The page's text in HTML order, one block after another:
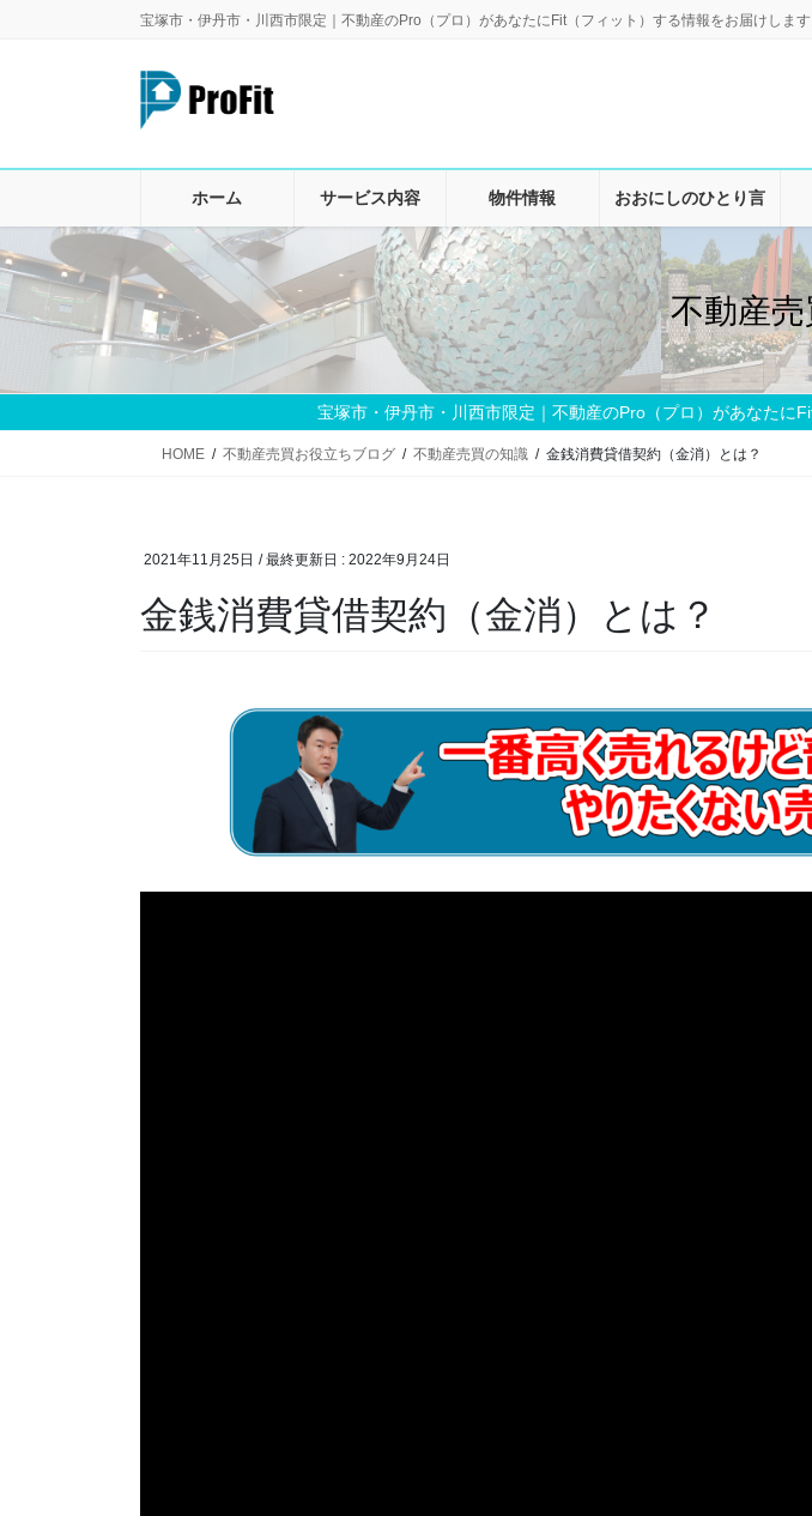
動
宝塚市・伊丹市・川西市限定｜不動産のPro（プロ）があなたにFit（フィット）する情報をお届けします
ホーム サービス内容 物件情報 おおにしのひとり言
不動産
宝塚市・伊丹市・川西市限定｜不動産のPro（プロ）があなたに
HOME 不動産売買お役立ちブログ 不動産売買の知識 金銭消費貸借契約（金消）とは？
2021年11月25日 / 最終更新日 : 2022年9月24日
金銭消費貸借契約（金消）とは？